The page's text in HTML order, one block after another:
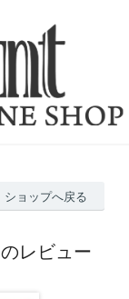
ショップへ戻る
レビュー